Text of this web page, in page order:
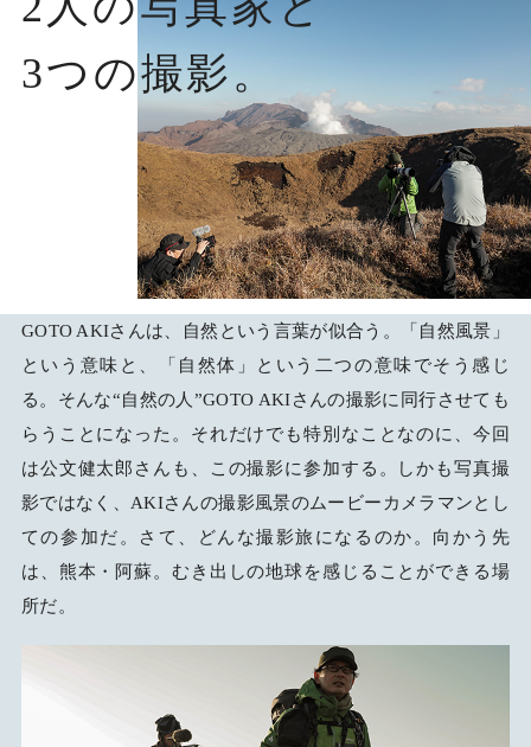
3つの撮影。
GOTO AKIさんは、自然という言葉が似合う。「自然風景」
という意味と、「自然体」という二つの意味でそう感じ
る。そんな“自然の人”GOTO AKIさんの撮影に同行させても
らうことになった。それだけでも特別なことなのに、今回
は公文健太郎さんも、この撮影に参加する。しかも写真撮
影ではなく、AKIさんの撮影風景のムービーカメラマンとし
ての参加だ。さて、どんな撮影旅になるのか。向かう先
は、熊本・阿蘇。むき出しの地球を感じることができる場
所だ。